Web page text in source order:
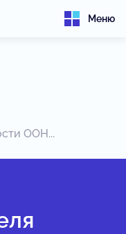
Меню
ООН...